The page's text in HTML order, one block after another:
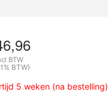
BTW
BTW)
5 weken (na bestelling)